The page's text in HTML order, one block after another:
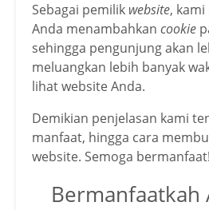
Sebagai pemilik website,
Anda menambahkan cookie
sehingga pengunjung akan
meluangkan lebih banyak
lihat website Anda.
Demikian penjelasan kami
manfaat, hingga cara
website. Semoga bermanfaat!
Bermanfaatkah